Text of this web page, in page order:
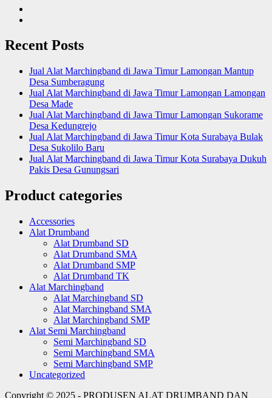
Recent Posts
Jual Alat Marchingband di Jawa Timur Lamongan Mantup
Desa Sumberagung
Jual Alat Marchingband di Jawa Timur Lamongan Lamongan
Desa Made
Jual Alat Marchingband di Jawa Timur Lamongan Sukorame
Desa Kedungrejo
Jual Alat Marchingband di Jawa Timur Kota Surabaya Bulak
Desa Sukolilo Baru
Jual Alat Marchingband di Jawa Timur Kota Surabaya Dukuh
Pakis Desa Gunungsari
Product categories
Accessories
Alat Drumband
Alat Drumband SD
Alat Drumband SMA
Alat Drumband SMP
Alat Drumband TK
Alat Marchingband
Alat Marchingband SD
Alat Marchingband SMA
Alat Marchingband SMP
Alat Semi Marchingband
Semi Marchingband SD
Semi Marchingband SMA
Semi Marchingband SMP
Uncategorized
Copyright © 2025 - PRODUSEN ALAT DRUMBAND DAN